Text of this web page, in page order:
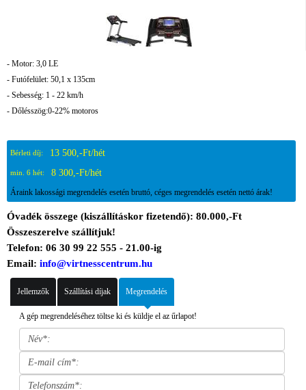
- Motor: 3,0 LE
- Futófelület: 50,1 x 135cm
- Sebesség: 1 - 22 km/h
- Dőlésszög:0-22% motoros
Bérleti díj: 13 500,-Ft/hét
min. 6 hét: 8 300,-Ft/hét
Áraink lakossági megrendelés esetén bruttó, céges megrendelés esetén nettó árak!
Óvadék összege (kiszállításkor fizetendő): 80.000,-Ft
Összeszerelve szállítjuk!
Telefon: 06 30 99 22 555 - 21.00-ig
Email: info@virtnesscentrum.hu
Jellemzők Szállítási díjak Megrendelés
A gép megrendeléséhez töltse ki és küldje el az űrlapot!